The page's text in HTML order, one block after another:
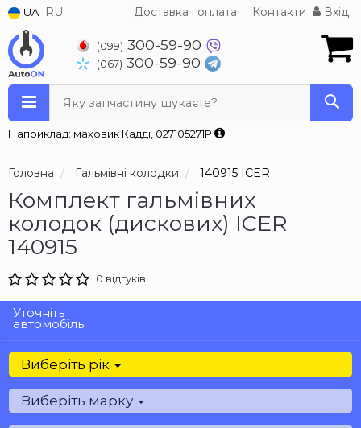
UA RU Доставка і оплата Контакти Вхід
(099) 300-59-90
(067) 300-59-90
Яку запчастину шукаєте?
Наприклад: маховик Кадді, 027105271P
Головна Гальмівні колодки 140915 ICER
Комплект гальмівних
колодок (дискових) ICER
140915
0 відгуків
Уточніть
автомобіль:
Виберіть рік
Виберіть марку